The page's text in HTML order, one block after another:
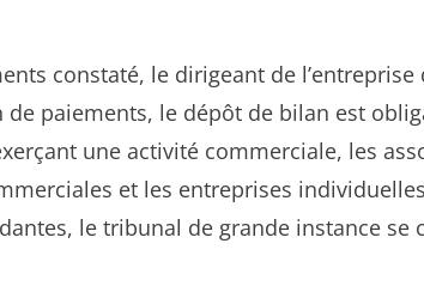
constaté, le dirigeant de
paiements, le dépôt de bilan est
une activité commerciale, les
et les entreprises
le tribunal de grande instance se